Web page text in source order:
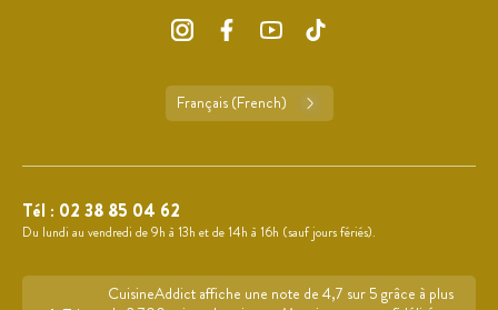
Français (French)
Tél : 02 38 85 04 62
Du lundi au vendredi de 9h à 13h et de 14h à 16h (sauf jours fériés).
CuisineAddict affiche une note de 4,7 sur 5 grâce à plus